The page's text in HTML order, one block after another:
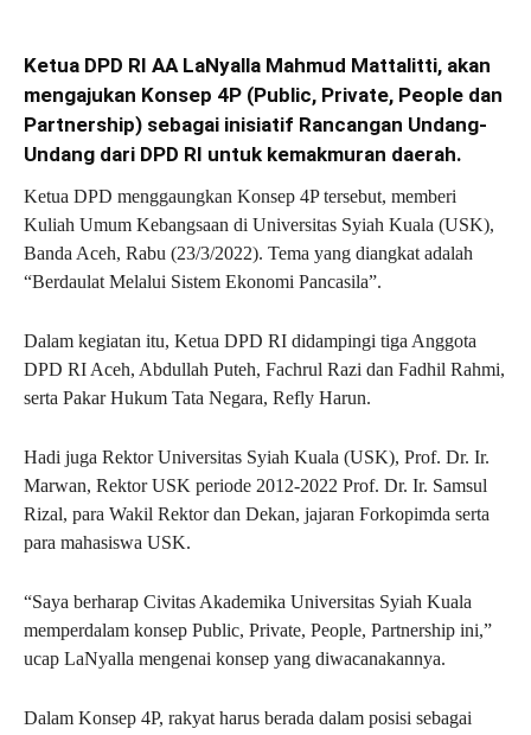
Ketua DPD RI AA LaNyalla Mahmud Mattalitti, akan
mengajukan Konsep 4P (Public, Private, People dan
Partnership) sebagai inisiatif Rancangan Undang-
Undang dari DPD RI untuk kemakmuran daerah.
Ketua DPD menggaungkan Konsep 4P tersebut, memberi
Kuliah Umum Kebangsaan di Universitas Syiah Kuala (USK),
Banda Aceh, Rabu (23/3/2022). Tema yang diangkat adalah
“Berdaulat Melalui Sistem Ekonomi Pancasila”.
Dalam kegiatan itu, Ketua DPD RI didampingi tiga Anggota
DPD RI Aceh, Abdullah Puteh, Fachrul Razi dan Fadhil Rahmi,
serta Pakar Hukum Tata Negara, Refly Harun.
Hadi juga Rektor Universitas Syiah Kuala (USK), Prof. Dr. Ir.
Marwan, Rektor USK periode 2012-2022 Prof. Dr. Ir. Samsul
Rizal, para Wakil Rektor dan Dekan, jajaran Forkopimda serta
para mahasiswa USK.
“Saya berharap Civitas Akademika Universitas Syiah Kuala
memperdalam konsep Public, Private, People, Partnership ini,”
ucap LaNyalla mengenai konsep yang diwacanakannya.
Dalam Konsep 4P, rakyat harus berada dalam posisi sebagai